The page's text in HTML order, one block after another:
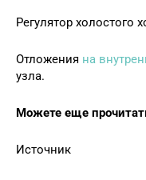
Регулятор холостого
Отложения на
узла.
Можете еще
Источник